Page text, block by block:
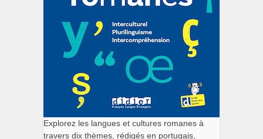
Explorez les langues et cultures romanes à
travers dix thèmes, rédigés en portugais,